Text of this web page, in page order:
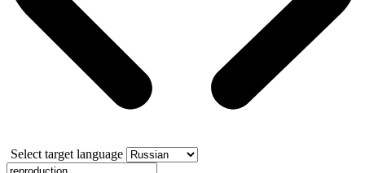
Select target language